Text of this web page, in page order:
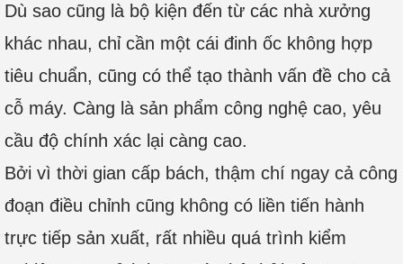
Dù sao cũng là bộ kiện đến từ các nhà xưởng
khác nhau, chỉ cần một cái đinh ốc không hợp
tiêu chuẩn, cũng có thể tạo thành vấn đề cho cả
cỗ máy. Càng là sản phẩm công nghệ cao, yêu
cầu độ chính xác lại càng cao.
Bởi vì thời gian cấp bách, thậm chí ngay cả công
đoạn điều chỉnh cũng không có liền tiến hành
trực tiếp sản xuất, rất nhiều quá trình kiểm